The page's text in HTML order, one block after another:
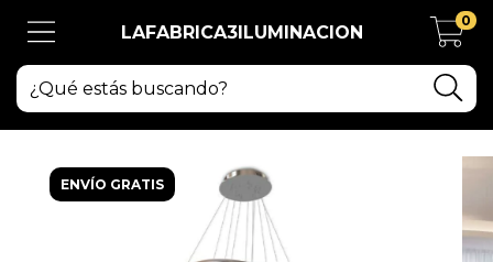
LAFABRICA3ILUMINACION
0
ENVÍO GRATIS